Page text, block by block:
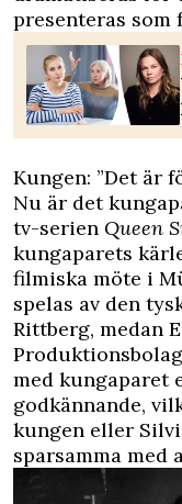
presenteras som
Kungen: ”Det är
Nu är det
tv-serien Queen
kungaparets
filmiska möte i
spelas av den
Rittberg, medan
med kungaparet
godkännande,
kungen eller
sparsamma med